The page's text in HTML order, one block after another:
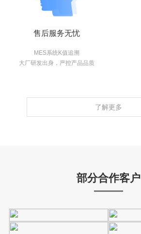
售后服务无忧
MES系统K值追溯
大厂研发出身，严控产品品质
了解更多
部分合作客户